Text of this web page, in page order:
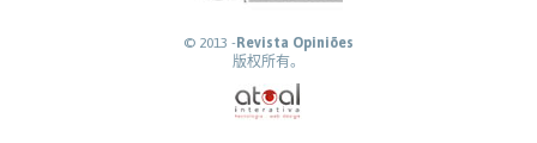
© 2013 -Revista Opiniões
版权所有。